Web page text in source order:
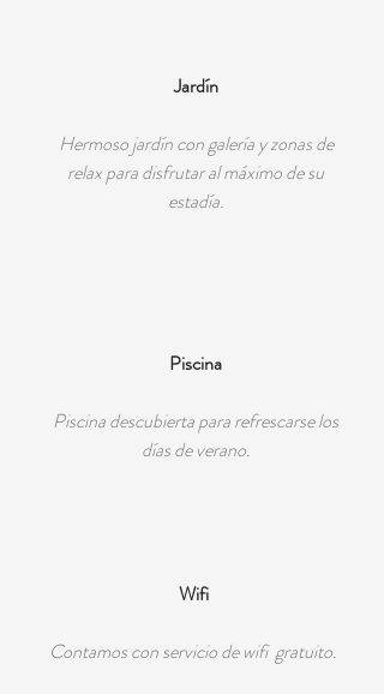
Jardín
Hermoso jardín con galería y zonas de
relax para disfrutar al máximo de su
estadía.
Piscina
Piscina descubierta para refrescarse los
días de verano.
Wifi
Contamos con servicio de wifi gratuito.